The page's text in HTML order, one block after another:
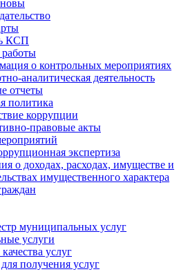
КСП
о контрольных мероприятиях
аналитическая деятельность
отчеты
политика
коррупции
правовые акты
экспертиза
о доходах, расходах, имуществе и
имущественного характера
муниципальных услуг
услуги
услуг
получения услуг